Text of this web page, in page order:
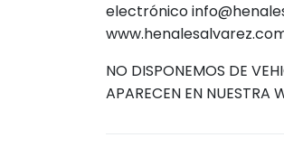
electrónico
NO DISPONEMOS DE
APARECEN EN NUESTRA